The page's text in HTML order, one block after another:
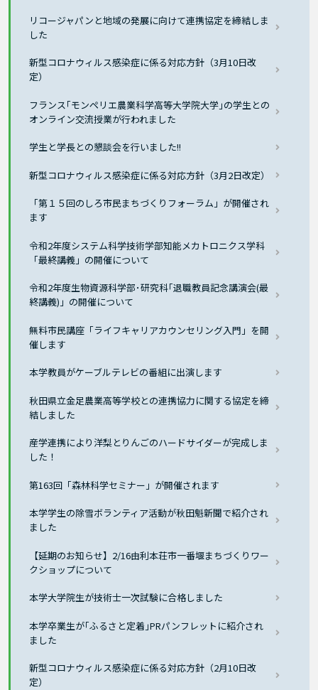
リコージャパンと地域の発展に向けて連携協定を締結しま
した
新型コロナウィルス感染症に係る対応方針（3月10日改
定）
フランス｢モンペリエ農業科学高等大学院大学｣の学生との
オンライン交流授業が行われました
学生と学長との懇談会を行いました!!
新型コロナウィルス感染症に係る対応方針（3月2日改定）
「第１５回のしろ市民まちづくりフォーラム」が開催され
ます
令和2年度システム科学技術学部知能メカトロニクス学科
「最終講義」の開催について
令和2年度生物資源科学部･研究科｢退職教員記念講演会(最
終講義)」の開催について
無料市民講座「ライフキャリアカウンセリング入門」を開
催します
本学教員がケーブルテレビの番組に出演します
秋田県立金足農業高等学校との連携協力に関する協定を締
結しました
産学連携により洋梨とりんごのハードサイダーが完成しま
した！
第163回「森林科学セミナー」が開催されます
本学学生の除雪ボランティア活動が秋田魁新聞で紹介され
ました
【延期のお知らせ】2/16由利本荘市一番堰まちづくりワー
クショップについて
本学大学院生が技術士一次試験に合格しました
本学卒業生が｢ふるさと定着｣PRパンフレットに紹介され
ました
新型コロナウィルス感染症に係る対応方針（2月10日改
定）